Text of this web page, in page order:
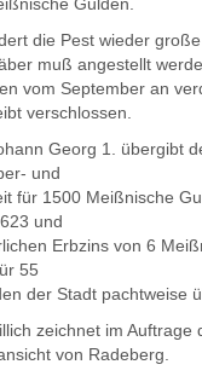
die Pest wieder
muß angestellt
vom September an
verschlossen.
Georg 1. übergibt
und
für 1500 Meißnische
und
Erbzins von 6
55
der Stadt pachtweise
zeichnet im Auftrage
von Radeberg.